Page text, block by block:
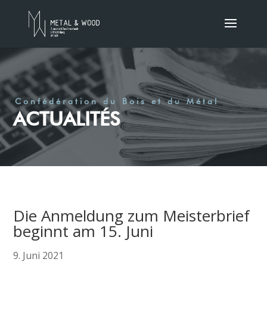
Confédération du Bois et du Métal
ACTUALITÉS
Die Anmeldung zum Meisterbrief
beginnt am 15. Juni
9. Juni 2021